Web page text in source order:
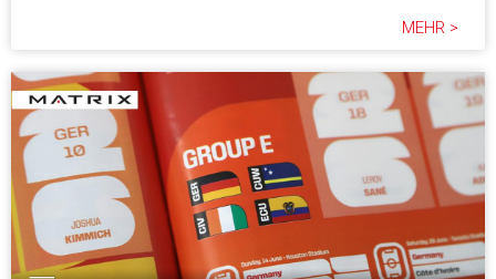
MEHR >